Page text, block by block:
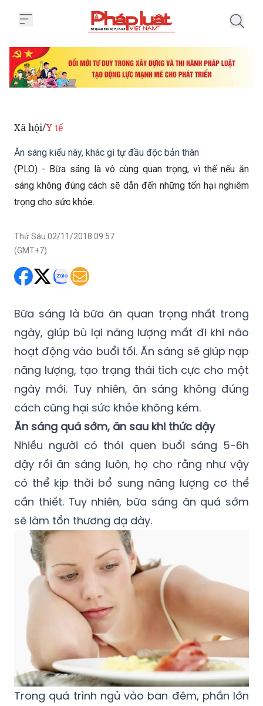
Xã hội/Y tế
Ăn sáng kiểu này, khác gì tự đầu độc bản thân
(PLO) - Bữa sáng là vô cùng quan trọng, vì thế nếu ăn
sáng không đúng cách sẽ dẫn đến những tổn hại nghiêm
trọng cho sức khỏe.
Thứ Sáu 02/11/2018 09:57
(GMT+7)
Bữa sáng là bữa ăn quan trọng nhất trong
ngày, giúp bù lại năng lượng mất đi khi não
hoạt động vào buổi tối. Ăn sáng sẽ giúp nạp
năng lượng, tạo trạng thái tích cực cho một
ngày mới. Tuy nhiên, ăn sáng không đúng
cách cũng hại sức khỏe không kém.
Ăn sáng quá sớm, ăn sau khi thức dậy
Nhiều người có thói quen buổi sáng 5-6h
dậy rồi ăn sáng luôn, họ cho rằng như vậy
có thể kịp thời bổ sung năng lượng cơ thể
cần thiết. Tuy nhiên, bữa sáng ăn quá sớm
sẽ làm tổn thương dạ dày.
Trong quá trình ngủ vào ban đêm, phần lớn